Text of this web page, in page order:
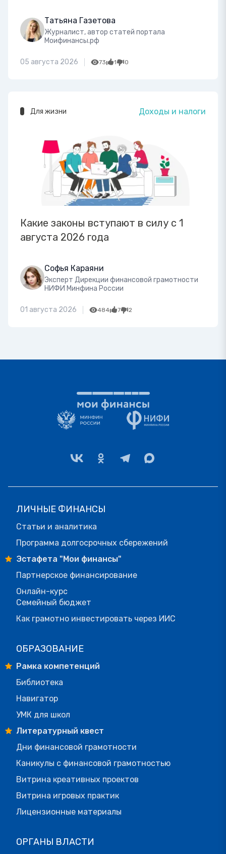
Татьяна Газетова
Журналист, автор статей портала
Моифинансы.рф
05 августа 2026 73 1 0
Для жизни Доходы и налоги
Какие законы вступают в силу с 1
августа 2026 года
Софья Караяни
Эксперт Дирекции финансовой грамотности
НИФИ Минфина России
01 августа 2026 484 7 2
ЛИЧНЫЕ ФИНАНСЫ
Статьи и аналитика
Программа долгосрочных сбережений
Эстафета "Мои финансы"
Партнерское финансирование
Онлайн-курс
Семейный бюджет
Как грамотно инвестировать через ИИС
ОБРАЗОВАНИЕ
Рамка компетенций
Библиотека
Навигатор
УМК для школ
Литературный квест
Дни финансовой грамотности
Каникулы с финансовой грамотностью
Витрина креативных проектов
Витрина игровых практик
Лицензионные материалы
ОРГАНЫ ВЛАСТИ